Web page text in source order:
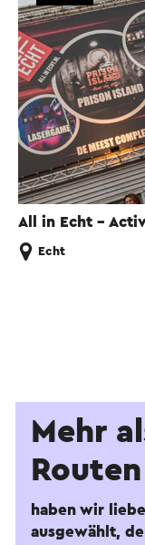
All in Echt -
Echt
Mehr
Routen
haben wir
ausgewählt,